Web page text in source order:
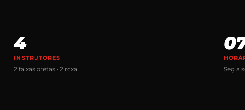
4
INSTRUTORES
2 faixas pretas · 2 roxa Seg a